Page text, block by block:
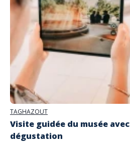
TAGHAZOUT
Visite guidée du musée avec
dégustation